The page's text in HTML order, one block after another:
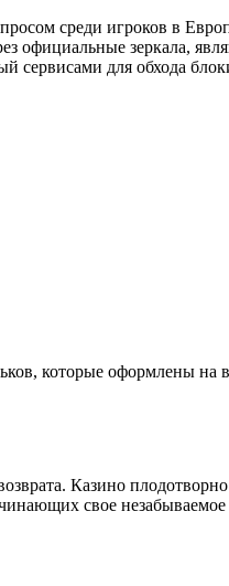
среди игроков в
официальные зеркала,
сервисами для обхода
которые оформлены
Казино
свое